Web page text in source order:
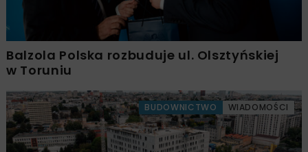
Balzola Polska rozbuduje ul. Olsztyńskiej
w Toruniu
BUDOWNICTWO WIADOMOŚCI